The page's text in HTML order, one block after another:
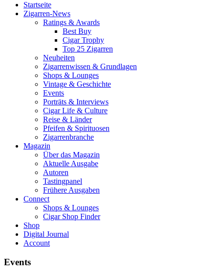
Startseite
Zigarren-News
Ratings & Awards
Best Buy
Cigar Trophy
Top 25 Zigarren
Neuheiten
Zigarrenwissen & Grundlagen
Shops & Lounges
Vintage & Geschichte
Events
Porträts & Interviews
Cigar Life & Culture
Reise & Länder
Pfeifen & Spirituosen
Zigarrenbranche
Magazin
Über das Magazin
Aktuelle Ausgabe
Autoren
Tastingpanel
Frühere Ausgaben
Connect
Shops & Lounges
Cigar Shop Finder
Shop
Digital Journal
Account
Events